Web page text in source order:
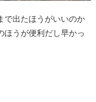
で出たほうがいいのか
ほうが便利だし早かっ